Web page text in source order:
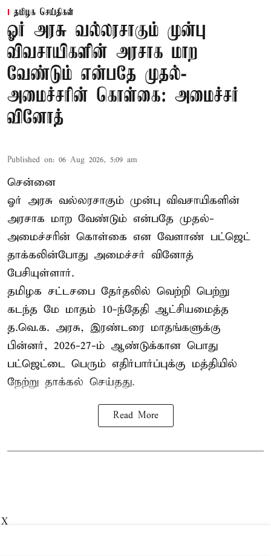
தமிழக செய்திகள்
ஓர் அரசு வல்லரசாகும் முன்பு
விவசாயிகளின் அரசாக மாற
வேண்டும் என்பதே முதல்-
அமைச்சரின் கொள்கை: அமைச்சர்
வினோத்
Published on: 06 Aug 2026, 5:09 am
சென்னை
ஓர் அரசு வல்லரசாகும் முன்பு விவசாயிகளின்
அரசாக மாற வேண்டும் என்பதே முதல்-
அமைச்சரின் கொள்கை என வேளாண் பட்ஜெட்
தாக்கலின்போது அமைச்சர் வினோத்
பேசியுள்ளார்.
தமிழக சட்டசபை தேர்தலில் வெற்றி பெற்று
கடந்த மே மாதம் 10-ந்தேதி ஆட்சியமைத்த
த.வெ.க. அரசு, இரண்டரை மாதங்களுக்கு
பின்னர், 2026-27-ம் ஆண்டுக்கான பொது
பட்ஜெட்டை பெரும் எதிர்பார்ப்புக்கு மத்தியில்
நேற்று தாக்கல் செய்தது.
Read More
X